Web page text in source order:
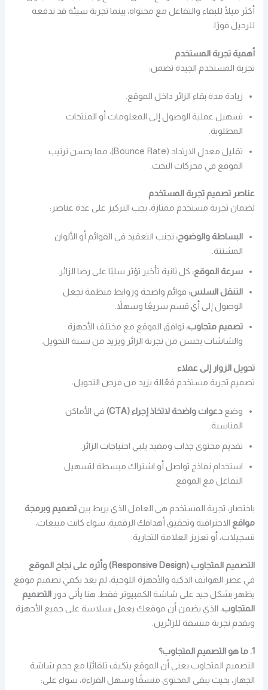
أكثر ميلًا للبقاء والتفاعل مع محتواه، بينما تجربة سيئة قد تدفعه
للرحيل فورًا.
أهمية تجربة المستخدم
تجربة المستخدم الجيدة تضمن:
زيادة مدة بقاء الزائر داخل الموقع.
تسهيل عملية الوصول إلى المعلومات أو المنتجات
المطلوبة.
تقليل معدل الارتداد (Bounce Rate)، مما يحسن ترتيب
الموقع في محركات البحث.
عناصر تصميم تجربة المستخدم
لضمان تجربة مستخدم ممتازة، يجب التركيز على عدة عناصر:
البساطة والوضوح: تجنب التعقيد في القوائم أو الألوان
المشتتة.
سرعة الموقع: كل ثانية تأخير تؤثر سلبًا على رضا الزائر.
التنقل السلس: قوائم واضحة وروابط منظمة تجعل
الوصول إلى أي قسم سريعًا وسهلاً.
تصميم متجاوب: توافق الموقع مع مختلف الأجهزة
والشاشات يحسن من تجربة الزائر ويزيد من نسبة التحويل.
تحويل الزوار إلى عملاء
تصميم تجربة مستخدم فعّالة يزيد من فرص التحويل:
وضعدعوات واضحة لاتخاذ إجراء (CTA)
في الأماكن
المناسبة.
تقديم محتوى جذاب ومفيد يلبي احتياجات الزائر.
استخدام نماذج تواصل أو اشتراك مبسطة لتسهيل
التفاعل مع الموقع.
باختصار، تجربة المستخدم هي العامل الذي يربط بينتصميم وبرمجة
مواقع الاحترافية وتحقيق أهدافك الرقمية، سواء كانت مبيعات،
تسجيلات، أو تعزيز العلامة التجارية.
التصميم المتجاوب (Responsive Design) وأثره على نجاح الموقع
في عصر الهواتف الذكية والأجهزة اللوحية، لم يعد يكفي تصميم موقع
يظهر بشكل جيد على شاشة الكمبيوتر فقط. هنا يأتي دورالتصميم
المتجاوب، الذي يضمن أن موقعك يعمل بسلاسة على جميع الأجهزة
ويقدم تجربة متسقة للزائرين.
1. ما هو التصميم المتجاوب؟
التصميم المتجاوب يعني أن الموقع يتكيف تلقائيًا مع حجم شاشة
الجهاز، بحيث يبقى المحتوى منسقًا وسهل القراءة، سواء على: